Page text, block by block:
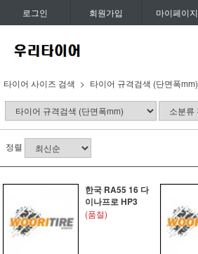
로그인 회원가입 마이페이지
타이어 사이즈 검색 타이어 규격검색 (단면폭mm)
정렬
한국 RA55 16 다
이나프로 HP3
(품절)